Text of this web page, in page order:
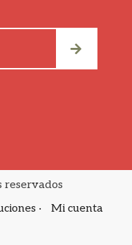
reservados
· Mi cuenta